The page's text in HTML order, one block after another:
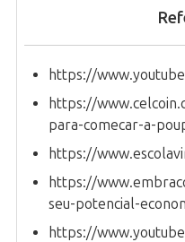
https://
https://
para-comecar-a-
https://
https://
seu-potencial-
https://